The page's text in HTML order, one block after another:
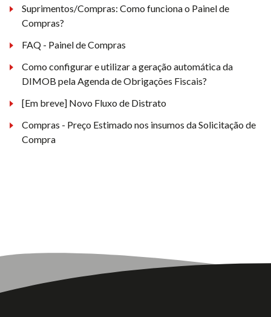
Suprimentos/Compras: Como funciona o Painel de
Compras?
FAQ - Painel de Compras
Como configurar e utilizar a geração automática da
DIMOB pela Agenda de Obrigações Fiscais?
[Em breve] Novo Fluxo de Distrato
Compras - Preço Estimado nos insumos da Solicitação de
Compra